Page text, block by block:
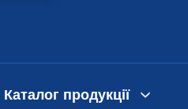
Каталог продукції